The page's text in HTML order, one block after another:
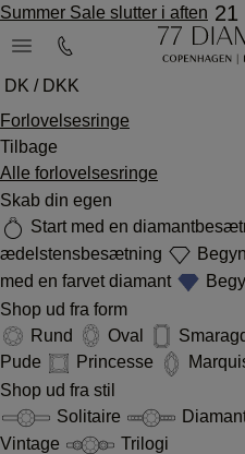
Summer Sale slutter i aften 21
DK / DKK
Forlovelsesringe
Tilbage
Alle forlovelsesringe
Skab din egen
Start med en
ædelstensbesætning
med en farvet diamant
Shop ud fra form
Rund
Oval
Pude
Princesse
Shop ud fra stil
Solitaire
Vintage
Trilogi